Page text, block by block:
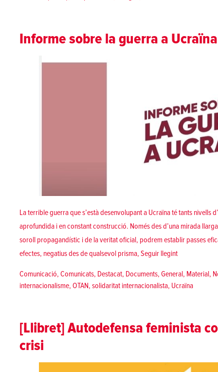
Informe sobre la guerra a Ucraïna
La terrible guerra que s’està desenvolupant a Ucraïna té tants nivells
aprofundida i en constant construcció. Només des d’una mirada
soroll propagandístic i de la veritat oficial, podrem establir passes
efectes, negatius des de qualsevol prisma, Seguir llegint«Informe
Posted in
Comunicació, Comunicats, Destacat, Documents, General, Material,
Tags:
internacionalisme, OTAN, solidaritat internacionalista, Ucraïna
[Llibret] Autodefensa feminista
crisi